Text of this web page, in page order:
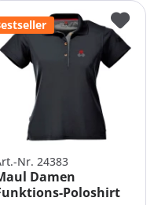
Nr. 24383
Damen
Poloshirt